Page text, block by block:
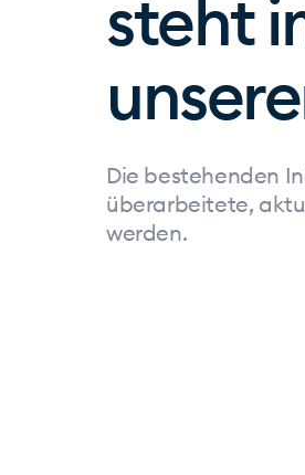
steht
Die bestehenden
überarbeitete,
werden.